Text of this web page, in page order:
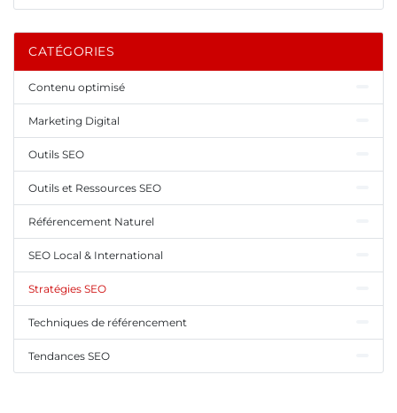
CATÉGORIES
Contenu optimisé
Marketing Digital
Outils SEO
Outils et Ressources SEO
Référencement Naturel
SEO Local & International
Stratégies SEO
Techniques de référencement
Tendances SEO